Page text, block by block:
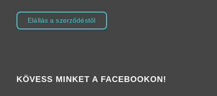
Elállás a szerződéstől
KÖVESS MINKET A FACEBOOKON!